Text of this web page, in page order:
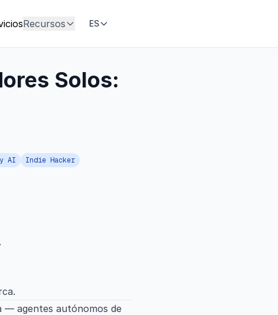
Recursos ES
Solos:
AI
Indie Hacker
— agentes autónomos de